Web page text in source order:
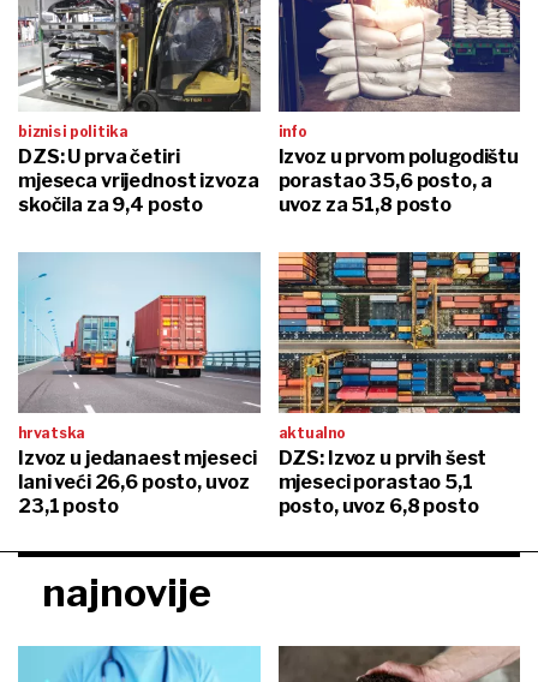
biznis i politika
DZS: U prva četiri
mjeseca vrijednost izvoza
skočila za 9,4 posto
info
Izvoz u prvom polugodištu
porastao 35,6 posto, a
uvoz za 51,8 posto
hrvatska
Izvoz u jedanaest mjeseci
lani veći 26,6 posto, uvoz
23,1 posto
aktualno
DZS: Izvoz u prvih šest
mjeseci porastao 5,1
posto, uvoz 6,8 posto
najnovije